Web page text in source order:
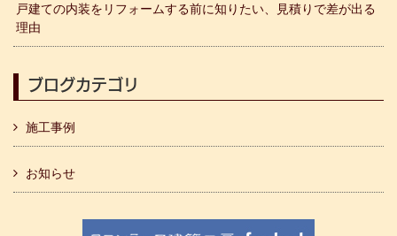
戸建ての内装をリフォームする前に知りたい、見積りで差が出る
理由
ブログカテゴリ
施工事例
お知らせ